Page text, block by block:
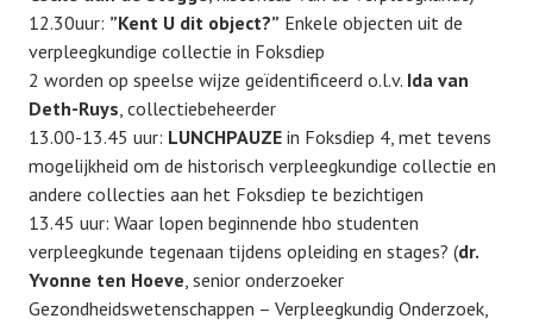
12.30uur: ”Kent U dit object?” Enkele objecten uit de
verpleegkundige collectie in Foksdiep
2 worden op speelse wijze geïdentificeerd o.l.v. Ida van
Deth-Ruys, collectiebeheerder
13.00-13.45 uur: LUNCHPAUZE in Foksdiep 4, met tevens
mogelijkheid om de historisch verpleegkundige collectie en
andere collecties aan het Foksdiep te bezichtigen
13.45 uur: Waar lopen beginnende hbo studenten
verpleegkunde tegenaan tijdens opleiding en stages? (dr.
Yvonne ten Hoeve, senior onderzoeker
Gezondheidswetenschappen – Verpleegkundig Onderzoek,